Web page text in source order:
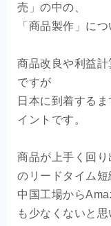
売」の中の、
「商品製作」につ
商品改良や利益
ですが
日本に到着するま
イントです。
商品が上手く回
のリードタイム短
中国工場から
も少なくないと思